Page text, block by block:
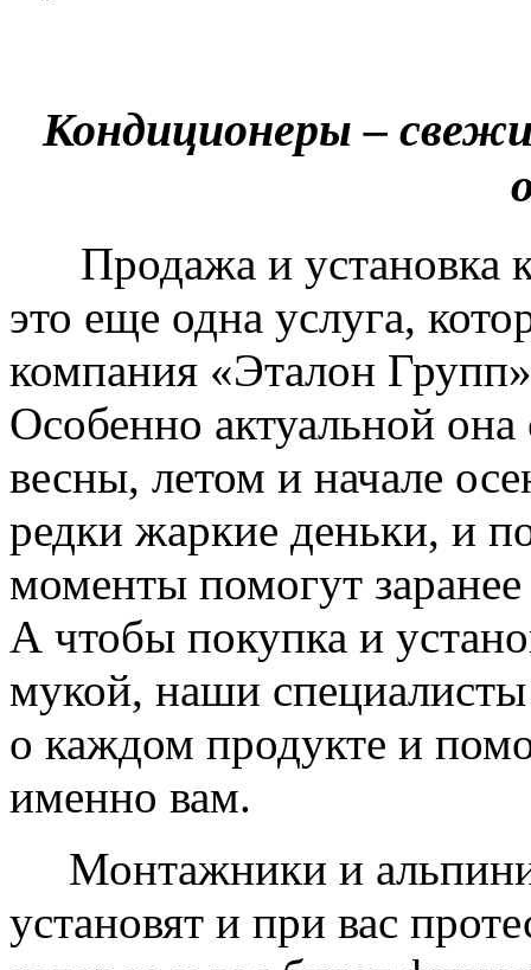
Кондиционеры –
Продажа и установка
это еще одна услуга,
компания «Эталон
Особенно актуальной она
весны, летом и начале
редки жаркие деньки, и
моменты помогут
А чтобы покупка и
мукой, наши специалисты
о каждом продукте и
именно вам.
Монтажники и
установят и при вас